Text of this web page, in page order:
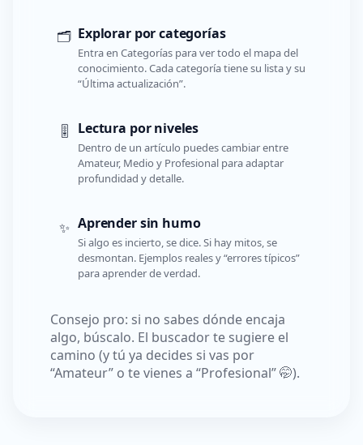
🗂️ Explorar por categorías
Entra en Categorías para ver todo el mapa del
conocimiento. Cada categoría tiene su lista y su
“Última actualización”.
🎚️ Lectura por niveles
Dentro de un artículo puedes cambiar entre
Amateur, Medio y Profesional para adaptar
profundidad y detalle.
✨ Aprender sin humo
Si algo es incierto, se dice. Si hay mitos, se
desmontan. Ejemplos reales y “errores típicos”
para aprender de verdad.
Consejo pro: si no sabes dónde encaja
algo, búscalo. El buscador te sugiere el
camino (y tú ya decides si vas por
“Amateur” o te vienes a “Profesional” 🤭).